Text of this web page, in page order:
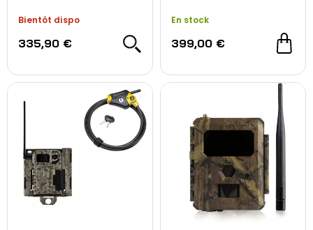
Bientôt dispo
335,90 €
En stock
399,00 €